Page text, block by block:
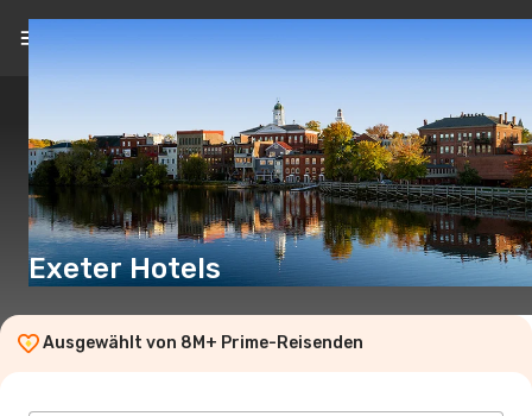
Exeter Hotels
Ausgewählt von 8M+ Prime-Reisenden